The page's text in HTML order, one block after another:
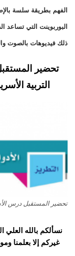
الفهم بطريقة سلسة
البوربوينت التي تساعد
ذلك فيديوهات بالصوت
تحضير
التربية
تحضير المستقبل درس
نسألكم بالله العلي
غيركم إلا بعلمنا